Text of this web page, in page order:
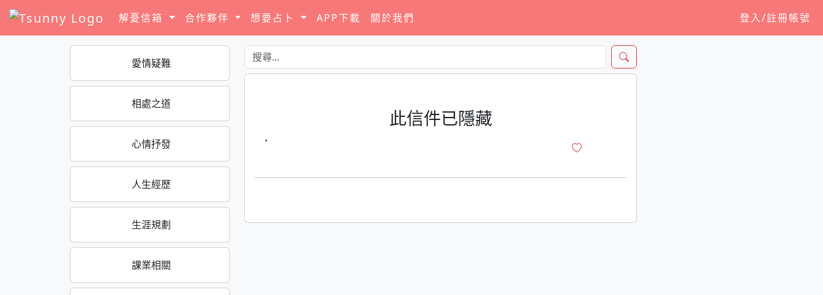
解憂信箱 合作夥伴 想要占卜 APP下載 關於我們 登入/註冊帳號
愛情疑難
相處之道
心情抒發
人生經歷
生涯規劃
課業相關
此信件已隱藏
·